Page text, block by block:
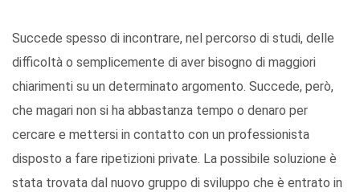
Succede spesso di incontrare, nel percorso di studi, delle
difficoltà o semplicemente di aver bisogno di maggiori
chiarimenti su un determinato argomento. Succede, però,
che magari non si ha abbastanza tempo o denaro per
cercare e mettersi in contatto con un professionista
disposto a fare ripetizioni private. La possibile soluzione è
stata trovata dal nuovo gruppo di sviluppo che è entrato in